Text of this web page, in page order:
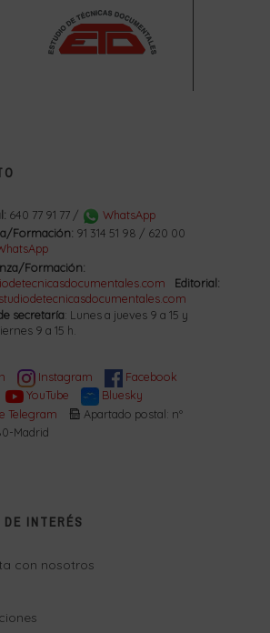
640 77 91 77 /
WhatsApp
Formación: 91 314 51 98 / 620 00
Formación:
Editorial:
secretaría: Lunes a jueves 9 a 15 y
9 a 15 h.
Instagram
Facebook
YouTube
Bluesky
Telegram
Apartado postal: nº
Madrid
INTERÉS
con nosotros